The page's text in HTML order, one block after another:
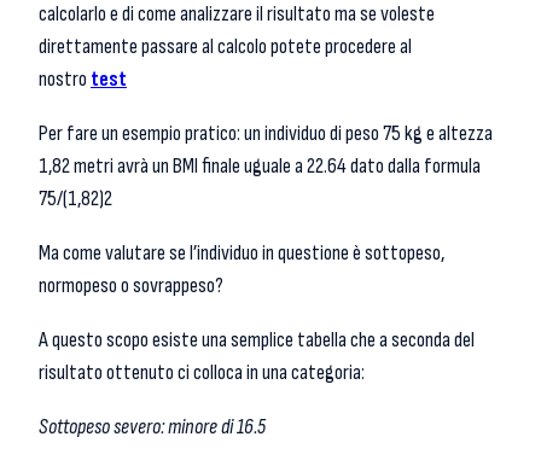
calcolarlo e di come analizzare il risultato ma se voleste
direttamente passare al calcolo potete procedere al
nostro test
Per fare un esempio pratico: un individuo di peso 75 kg e altezza
1,82 metri avrà un BMI finale uguale a 22.64 dato dalla formula
75/(1,82)2
Ma come valutare se l’individuo in questione è sottopeso,
normopeso o sovrappeso?
A questo scopo esiste una semplice tabella che a seconda del
risultato ottenuto ci colloca in una categoria:
Sottopeso severo: minore di 16.5